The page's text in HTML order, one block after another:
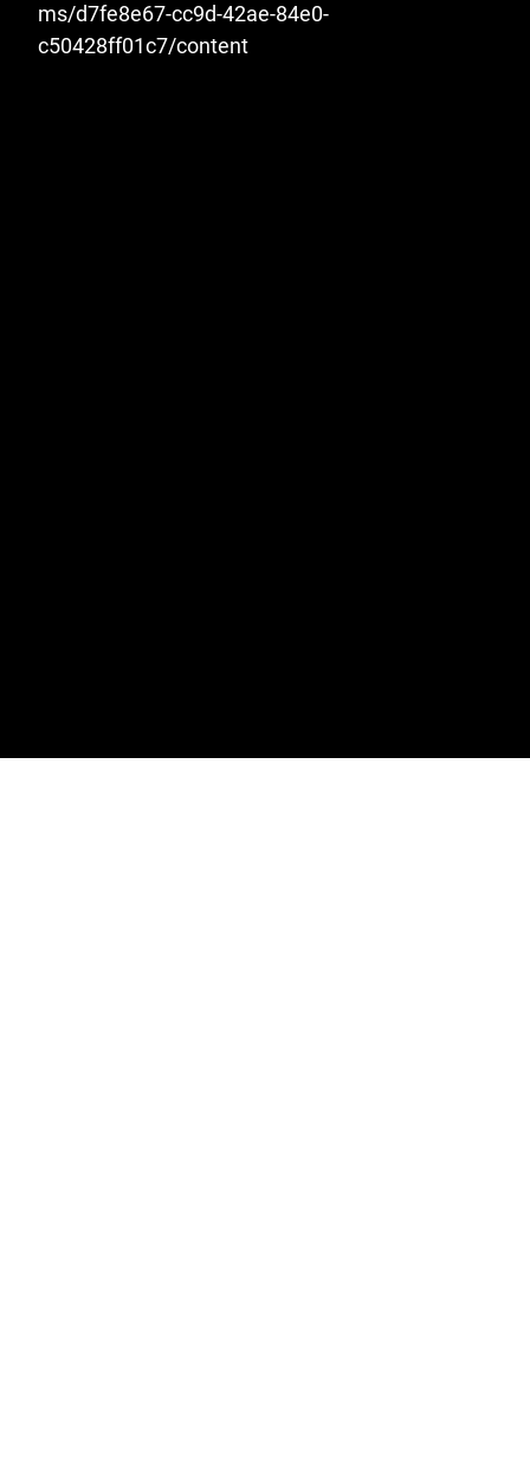
ms/d7fe8e67-cc9d-42ae-84e0-
c50428ff01c7/content